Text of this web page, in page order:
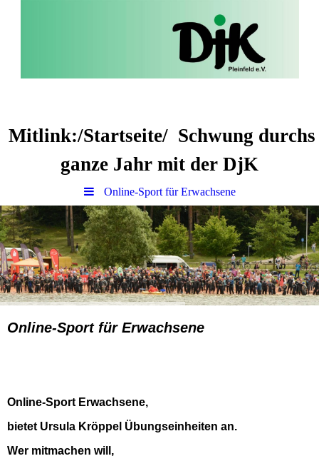
Mitlink:/Startseite/ Schwung durchs
ganze Jahr mit der DjK
Online-Sport für Erwachsene
Online-Sport für Erwachsene
Online-Sport Erwachsene,
bietet Ursula Kröppel Übungseinheiten an.
Wer mitmachen will,